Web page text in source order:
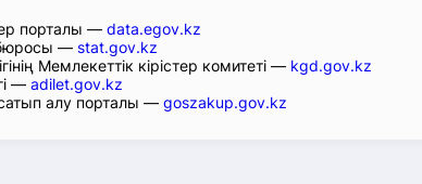
порталы — data.egov.kz
— stat.gov.kz
Мемлекеттік кірістер комитеті — kgd.gov.kz
— adilet.gov.kz
алу порталы — goszakup.gov.kz